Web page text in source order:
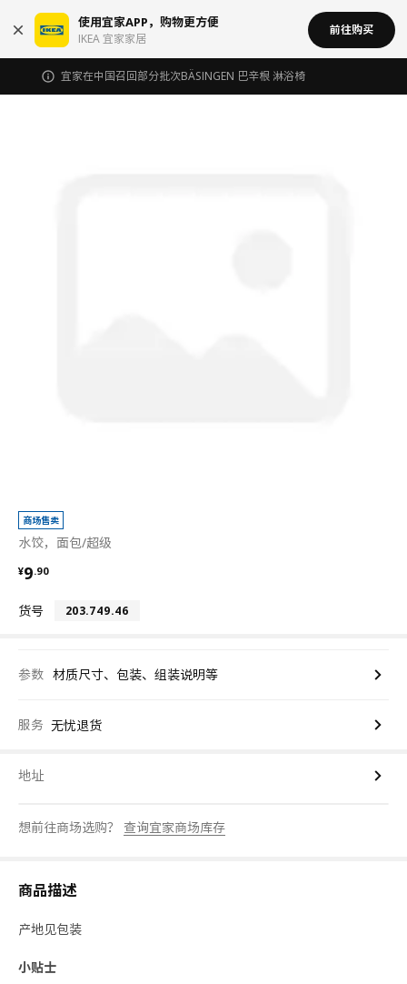
使用宜家APP，购物更方便
IKEA 宜家家居
前往购买
宜家在中国召回部分批次BÄSINGEN 巴辛根 淋浴椅
商场售卖
水饺，面包/超级
¥9.90
¥ 9.90
货号 203.749.46
参数 材质尺寸、包装、组装说明等
服务 无忧退货
地址
想前往商场选购？ 查询宜家商场库存
商品描述
产地见包装
小贴士